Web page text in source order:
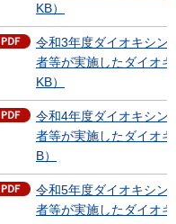
KB）
令和3年度ダイオキシン
者等が実施したダイオ
KB）
令和4年度ダイオキシン
者等が実施したダイオ
B）
令和5年度ダイオキシン
者等が実施したダイオ